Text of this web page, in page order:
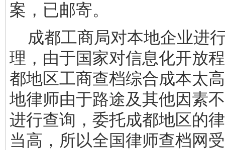
案，已邮寄。
成都工商局对本地企业进
理，由于国家对信息化开放
都地区工商查档综合成本太
地律师由于路途及其他因素
进行查询，委托成都地区的
当高，所以全国律师查档网